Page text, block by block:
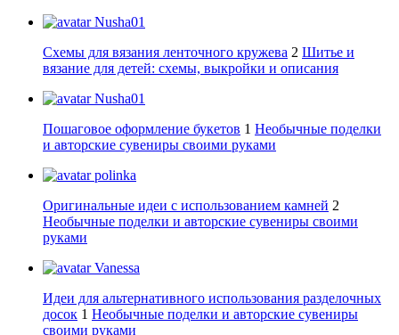
Nusha01
Схемы для вязания ленточного кружева 2 Шитье и
вязание для детей: схемы, выкройки и описания
Nusha01
Пошаговое оформление букетов 1 Необычные поделки
и авторские сувениры своими руками
polinka
Оригинальные идеи с использованием камней 2
Необычные поделки и авторские сувениры своими
руками
Vanessa
Идеи для альтернативного использования разделочных
досок 1 Необычные поделки и авторские сувениры
своими руками